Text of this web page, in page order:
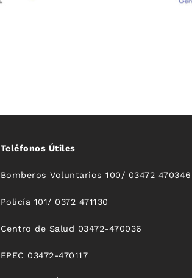
Teléfonos Útiles
Bomberos Voluntarios 100/ 03472 470346
Policía 101/ 0372 471130
Centro de Salud 03472-470036
EPEC 03472-470117